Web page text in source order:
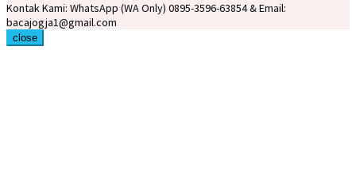
Kontak Kami: WhatsApp (WA Only) 0895-3596-63854 & Email:
bacajogja1@gmail.com
close